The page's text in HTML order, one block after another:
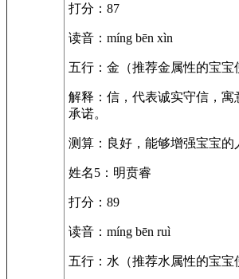
打分：87
读音：míng bēn xìn
五行：金（推荐金属性的宝宝
解释：信，代表诚实守信，寓
承诺。
测算：良好，能够增强宝宝的
姓名5：明贲睿
打分：89
读音：míng bēn ruì
五行：水（推荐水属性的宝宝